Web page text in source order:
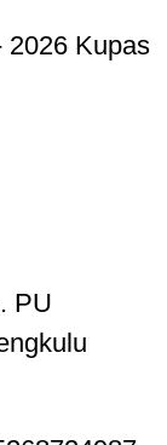
2026 Kupas
PU